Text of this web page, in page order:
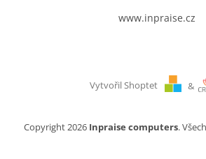
www.inpraise.cz
Vytvořil Shoptet &
Copyright 2026 Inpraise computers.